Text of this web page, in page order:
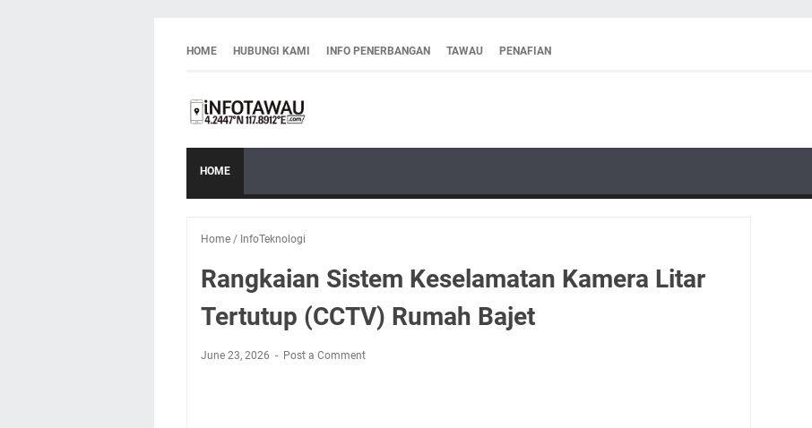
HOME HUBUNGI KAMI INFO PENERBANGAN TAWAU PENAFIAN
HOME
Home / InfoTeknologi
Rangkaian Sistem Keselamatan Kamera Litar
Tertutup (CCTV) Rumah Bajet
June 23, 2026 Post a Comment